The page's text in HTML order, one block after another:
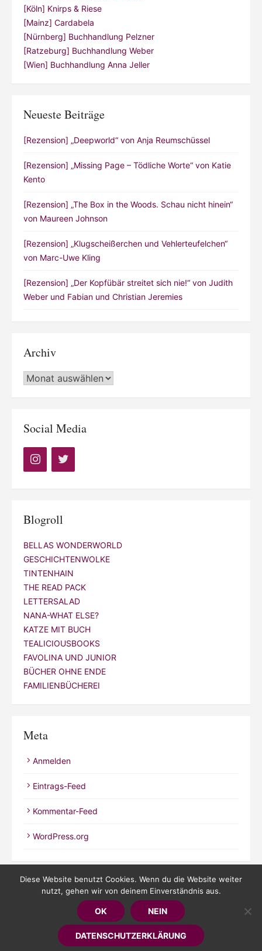
[Köln] Knirps & Riese
[Mainz] Cardabela
[Nürnberg] Buchhandlung Pelzner
[Ratzeburg] Buchhandlung Weber
[Wien] Buchhandlung Anna Jeller
Neueste Beiträge
[Rezension] „Deepworld“ von Anja Reumschüssel
[Rezension] „Missing Page – Tödliche Worte“ von Katie
Kento
[Rezension] „The Box in the Woods. Schau nicht hinein“
von Maureen Johnson
[Rezension] „Klugscheißerchen und Vehlerteufelchen“
von Marc-Uwe Kling
[Rezension] „Der Kopfübär streitet sich nie!“ von Judith
Weber und Fabian und Christian Jeremies
Archiv
Archiv
Social Media
Blogroll
BELLAS WONDERWORLD
GESCHICHTENWOLKE
TINTENHAIN
THE READ PACK
LETTERSALAD
NANA-WHAT ELSE?
KATZE MIT BUCH
TEALICIOUSBOOKS
FAVOLINA UND JUNIOR
BÜCHER OHNE ENDE
FAMILIENBÜCHEREI
Meta
Anmelden
Eintrags-Feed
Kommentar-Feed
WordPress.org
© 2026 Kathrineverdeen
Powered by WordPress / Theme by Design Lab
Diese Website benutzt Cookies. Wenn du die Website weiter
nutzt, gehen wir von deinem Einverständnis aus.
OK NEIN
DATENSCHUTZERKLÄRUNG